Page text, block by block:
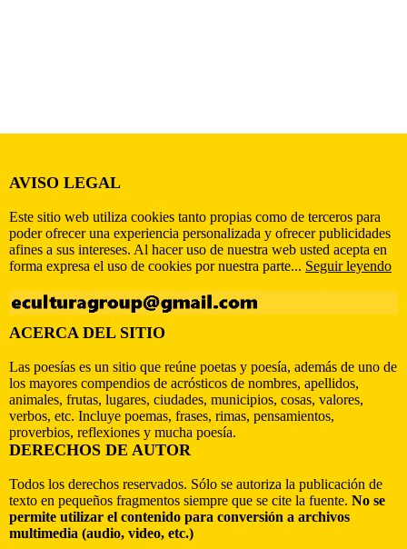
AVISO LEGAL
Este sitio web utiliza cookies tanto propias como de terceros para
poder ofrecer una experiencia personalizada y ofrecer publicidades
afines a sus intereses. Al hacer uso de nuestra web usted acepta en
forma expresa el uso de cookies por nuestra parte... Seguir leyendo
ACERCA DEL SITIO
Las poesías es un sitio que reúne poetas y poesía, además de uno de
los mayores compendios de acrósticos de nombres, apellidos,
animales, frutas, lugares, ciudades, municipios, cosas, valores,
verbos, etc. Incluye poemas, frases, rimas, pensamientos,
proverbios, reflexiones y mucha poesía.
DERECHOS DE AUTOR
Todos los derechos reservados. Sólo se autoriza la publicación de
texto en pequeños fragmentos siempre que se cite la fuente. No se
permite utilizar el contenido para conversión a archivos
multimedia (audio, video, etc.)